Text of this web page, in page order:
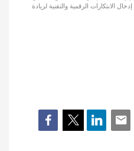
إدخال الابتكارات الرقمية والتقنية لزيادة